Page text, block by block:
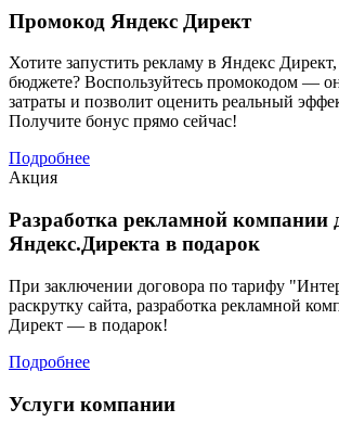
Промокод Яндекс Директ
Хотите запустить рекламу в Яндекс
бюджете? Воспользуйтесь промокодом —
затраты и позволит оценить реальный
Получите бонус прямо сейчас!
Подробнее
Акция
Разработка рекламной компании
Яндекс.Директа в подарок
При заключении договора по тарифу
раскрутку сайта, разработка рекламной
Директ — в подарок!
Подробнее
Услуги компании